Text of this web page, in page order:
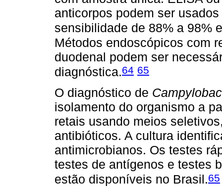
anticorpos podem ser
sensibilidade de 88% a 98%
Métodos endoscópicos com
duodenal podem ser
diagnóstica.64 65
O diagnóstico de
isolamento do organismo a
retais usando meios
antibióticos. A cultura
antimicrobianos. Os testes
testes de antígenos e testes
estão disponíveis no Brasil.65